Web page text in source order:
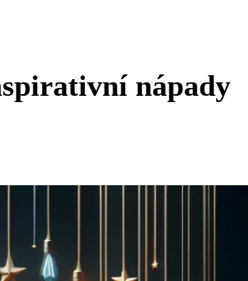
nápady